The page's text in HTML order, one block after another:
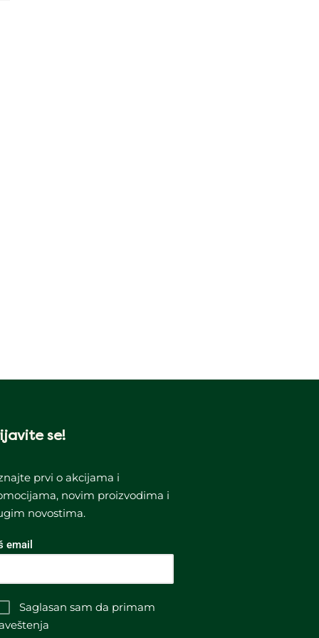
se!
prvi o akcijama i
novim proizvodima i
novostima.
email
Saglasan sam da primam